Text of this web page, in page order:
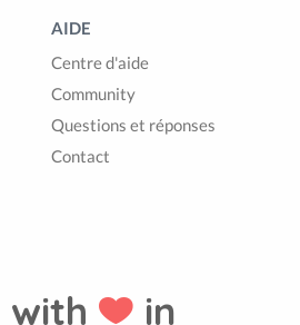
AIDE
Centre d'aide
Community
Questions et réponses
Contact
with in